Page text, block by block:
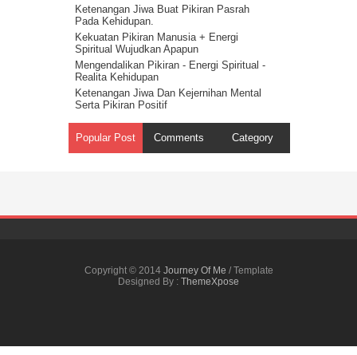
Ketenangan Jiwa Buat Pikiran Pasrah
Pada Kehidupan.
Kekuatan Pikiran Manusia + Energi
Spiritual Wujudkan Apapun
Mengendalikan Pikiran - Energi Spiritual -
Realita Kehidupan
Ketenangan Jiwa Dan Kejernihan Mental
Serta Pikiran Positif
Energi Spiritual Mengendalikan Pikiran Dari
Masalah
Kekuatan Pikiran Manusia - Hukum
Kekuatan Pikiran Manusia - Harapan Dan
Kenyataan 12
Kekuatan Mental
Popular Post Comments Category
Copyright © 2014 Journey Of Me / Template
Designed By : ThemeXpose